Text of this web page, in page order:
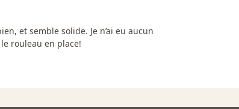
et semble solide. Je n’ai eu aucun
rouleau en place!